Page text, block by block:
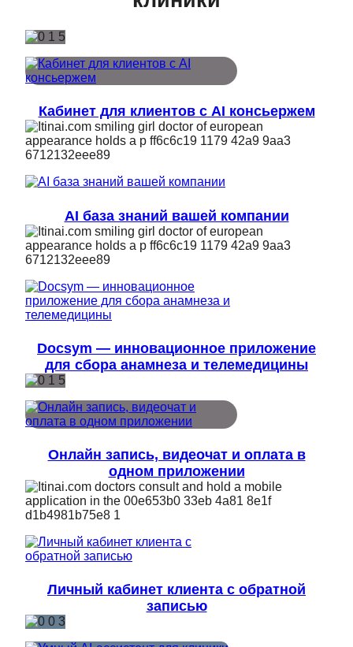
Кабинет для клиентов с AI консьержем
AI база знаний вашей компании
Docsym — инновационное приложение
для сбора анамнеза и телемедицины
Онлайн запись, видеочат и оплата в
одном приложении
Личный кабинет клиента с обратной
записью